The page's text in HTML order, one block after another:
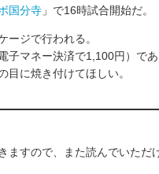
国分寺」で16時試合開始だ。
ージで行われる。
子マネー決済で1,100円）であ
目に焼き付けてほしい。
ますので、また読んでいただ